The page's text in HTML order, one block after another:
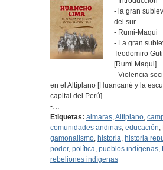
- la gran
del sur
- Rumi-Maqui
- La gran
Teodomiro
[Rumi Maqui]
- Violencia
en el Altiplano [Huancané y la
capital del Perú]
-…
Etiquetas: aimaras,Altiplano,
comunidades andinas, educación,
gamonalismo, historia, historia
poder, política, pueblos indígenas,
rebeliones indígenas